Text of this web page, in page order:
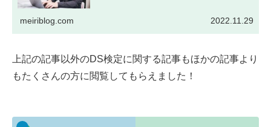
meiriblog.com 2022.11.29
上記の記事以外のDS検定に関する記事もほかの記事より
もたくさんの方に閲覧してもらえました！